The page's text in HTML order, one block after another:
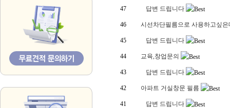
47 답변 드립니다
46 시선차단필름으로 사용하고싶은
45 답변 드립니다
44 교육,창업문의
43 답변 드립니다
42 아파트 거실창문 필름
41 답변 드립니다